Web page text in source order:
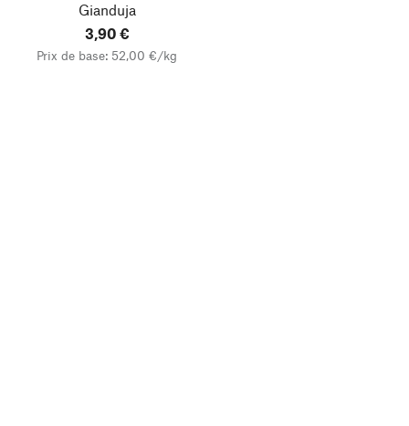
Gianduja
3,90 €
Prix de base: 52,00 €/kg